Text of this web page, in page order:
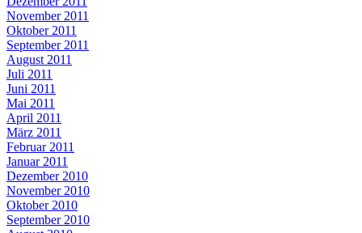
November 2011
Oktober 2011
September 2011
August 2011
Juli 2011
Juni 2011
Mai 2011
April 2011
März 2011
Februar 2011
Januar 2011
Dezember 2010
November 2010
Oktober 2010
September 2010